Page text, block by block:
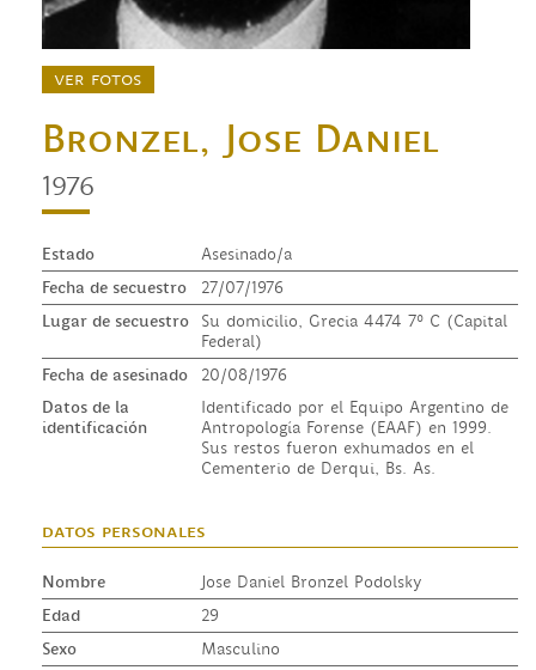
ver fotos
Bronzel, Jose Daniel
1976
Estado
Asesinado/a
Fecha de secuestro
27/07/1976
Lugar de secuestro
Su domicilio, Grecia 4474 7º C (Capital
Federal)
Fecha de asesinado
20/08/1976
Datos de la
identificación
Identificado por el Equipo Argentino de
Antropología Forense (EAAF) en 1999.
Sus restos fueron exhumados en el
Cementerio de Derqui, Bs. As.
datos personales
Nombre
Jose Daniel Bronzel Podolsky
Edad
29
Sexo
Masculino